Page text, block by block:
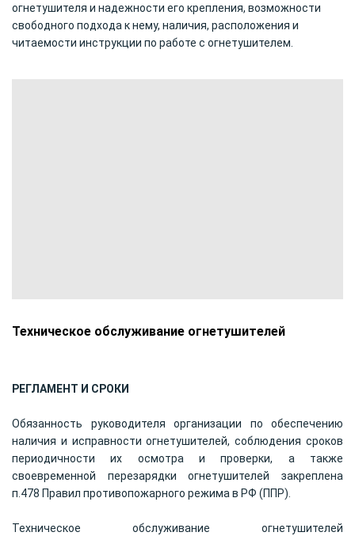
Техническое обслуживание огнетушителей
огнетушителя и надежности его крепления, возможности
свободного подхода к нему, наличия, расположения и
читаемости инструкции по работе с огнетушителем.
РЕГЛАМЕНТ И СРОКИ
Обязанность руководителя организации по обеспечению
наличия и исправности огнетушителей, соблюдения сроков
периодичности их осмотра и проверки, а также
своевременной перезарядки огнетушителей закреплена
п.478 Правил противопожарного режима в РФ (ППР).
Техническое обслуживание огнетушителей